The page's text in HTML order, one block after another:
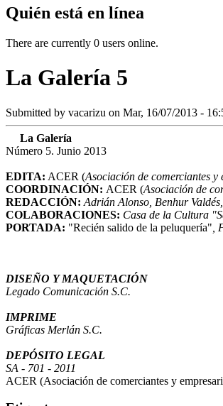
Quién está en línea
There are currently 0 users online.
La Galería 5
Submitted by vacarizu on Mar, 16/07/2013 -
La Galería
Número 5. Junio 2013
EDITA: ACER (Asociación de comerciantes y
COORDINACIÓN: ACER (Asociación de
REDACCIÓN: Adrián Alonso, Benhur
COLABORACIONES: Casa de la Cultura
PORTADA: "Recién salido de la peluquería" ,
DISEÑO Y MAQUETACIÓN
Legado Comunicación S.C.
IMPRIME
Gráficas Merlán S.C.
DEPÓSITO LEGAL
SA - 701 - 2011
ACER (Asociación de comerciantes y